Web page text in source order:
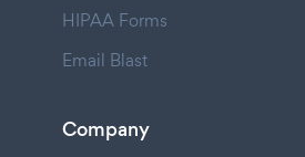
HIPAA Forms
Email Blast
Company